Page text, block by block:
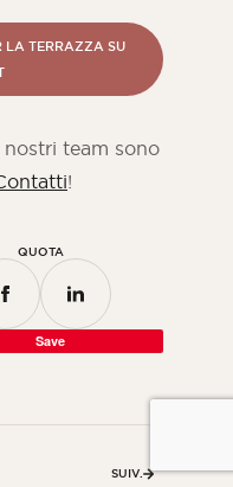
LA TERRAZZA SU
team sono
!
QUOTA
Save
SUIV.